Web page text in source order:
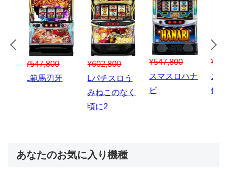
¥547,800
スマスロハナ
¥150,000
スマスロ秘宝
伝
¥1,867,800
Lパチスロ 炎
炎ノ消防隊2
あなたのお気に入り機種